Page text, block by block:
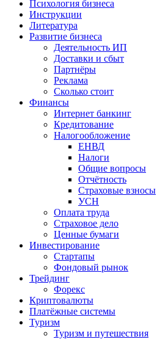
Психология бизнеса
Инструкции
Литература
Развитие бизнеса
Деятельность ИП
Доставки и сбыт
Партнёры
Реклама
Сколько стоит
Финансы
Интернет банкинг
Кредитование
Налогообложение
ЕНВД
Налоги
Общие вопросы
Отчётность
Страховые взносы
УСН
Оплата труда
Страховое дело
Ценные бумаги
Инвестирование
Стартапы
Фондовый рынок
Трейдинг
Форекс
Криптовалюты
Платёжные системы
Туризм
Туризм и путешествия